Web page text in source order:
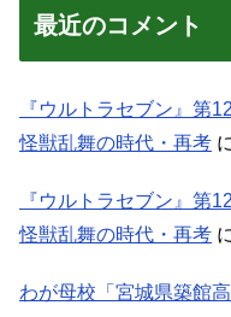
最近のコメント
『ウルトラセブン』第
怪獣乱舞の時代・再考
『ウルトラセブン』第
怪獣乱舞の時代・再考
わが母校「宮城県築館